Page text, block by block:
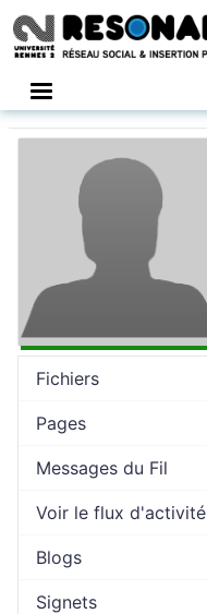
Fichiers
Pages
Messages du Fil
Voir le flux d'activité
Blogs
Signets